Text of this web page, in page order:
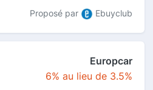
Proposé par Ebuyclub
Europcar
6% au lieu de 3.5%